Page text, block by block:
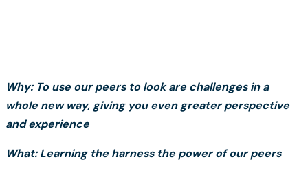
Why: To use our peers to look are challenges in a
whole new way, giving you even greater perspective
and experience
What: Learning the harness the power of our peers